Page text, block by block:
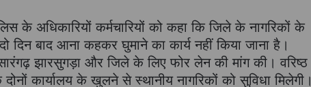
के अधिकारियों कर्मचारियों को कहा कि जिले के नागरिकों के
दिन बाद आना कहकर घुमाने का कार्य नहीं किया जाना है।
झारसुगड़ा और जिले के लिए फोर लेन की मांग की। वरिष्ठ
कार्यालय के खुलने से स्थानीय नागरिकों को सुविधा मिलेगी।